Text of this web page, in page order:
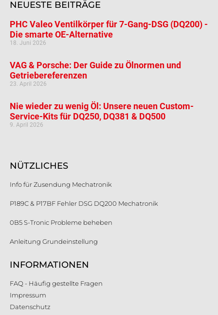
NEUESTE BEITRÄGE
PHC Valeo Ventilkörper für 7-Gang-DSG (DQ200) -
Die smarte OE-Alternative
18. Juni 2026
VAG & Porsche: Der Guide zu Ölnormen und
Getriebereferenzen
23. April 2026
Nie wieder zu wenig Öl: Unsere neuen Custom-
Service-Kits für DQ250, DQ381 & DQ500
9. April 2026
NÜTZLICHES
Info für Zusendung Mechatronik
P189C & P17BF Fehler DSG DQ200 Mechatronik
0B5 S-Tronic Probleme beheben
Anleitung Grundeinstellung
INFORMATIONEN
FAQ - Häufig gestellte Fragen
Impressum
Datenschutz